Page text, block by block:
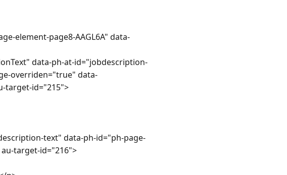
overriden="true" data-
target-id="215">
target-id="216">